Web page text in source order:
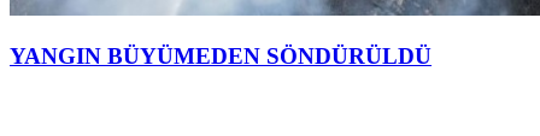
YANGIN BÜYÜMEDEN SÖNDÜRÜLDÜ